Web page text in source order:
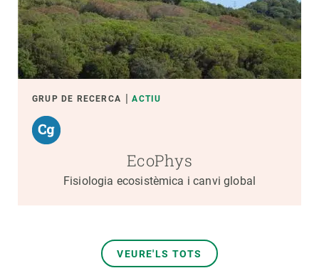
GRUP DE RECERCA ACTIU
EcoPhys
Fisiologia ecosistèmica i canvi global
VEURE'LS TOTS